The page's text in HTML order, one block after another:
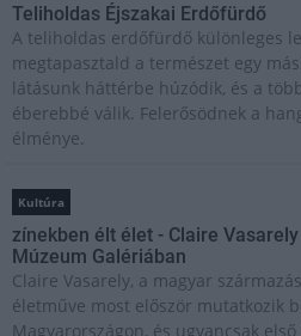
Teliholdas Éjszakai Erdőfürdő
A teliholdas erdőfürdő különleges
megtapasztald a természet egy
látásunk háttérbe húzódik, és a
éberebbé válik. Felerősödnek a
élménye.
Kultúra
zínekben élt élet - Claire
Múzeum Galériában
Claire Vasarely, a magyar
életműve most először mutatkozik
Magyarországon, és ugyancsak